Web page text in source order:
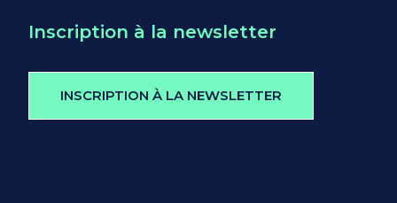
Inscription à la newsletter
INSCRIPTION À LA NEWSLETTER